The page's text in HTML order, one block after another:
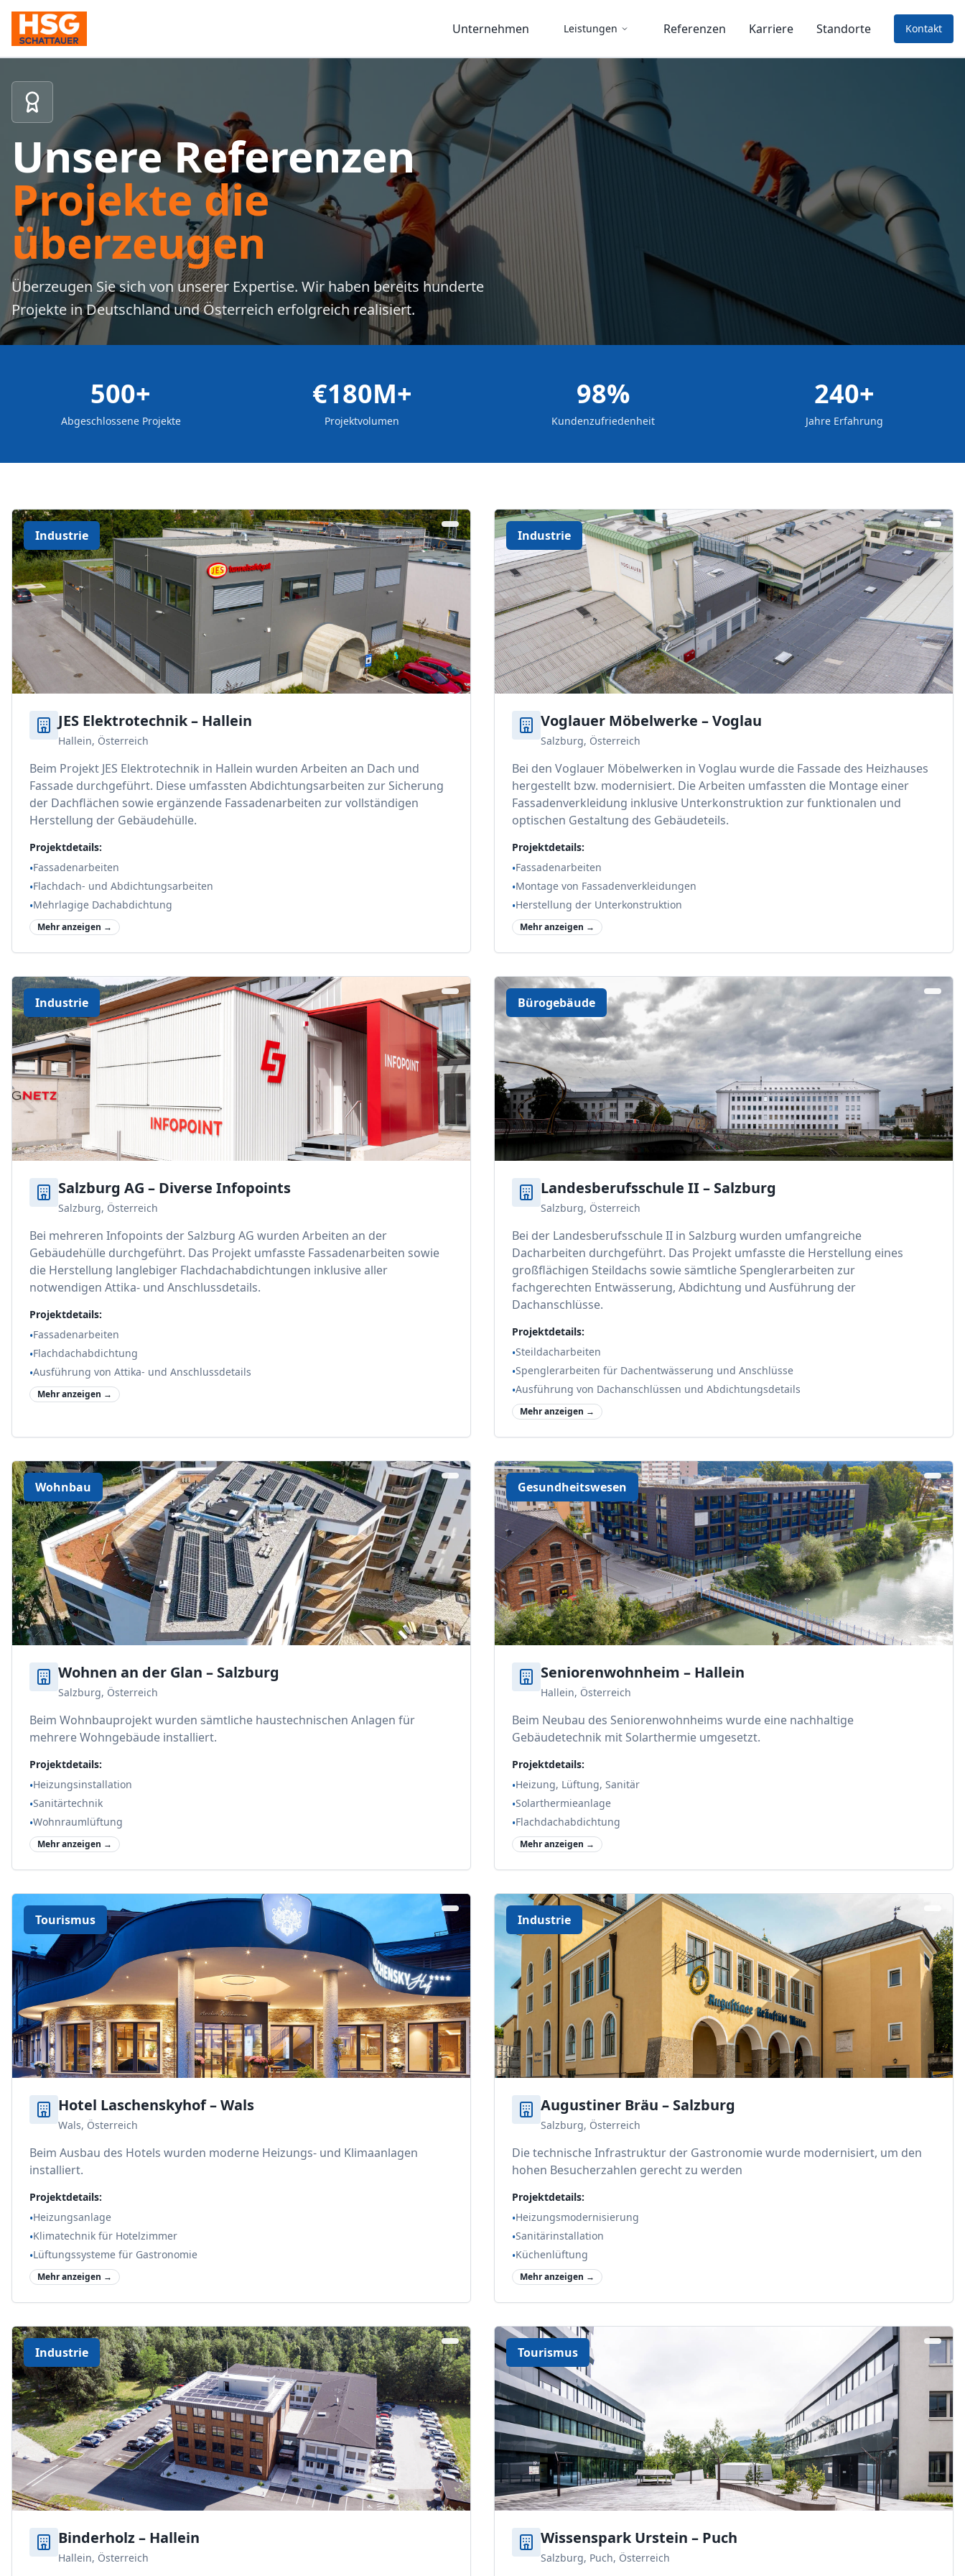
Unternehmen Leistungen Referenzen Karriere Standorte Kontakt
Unsere Referenzen
Projekte die
überzeugen
Überzeugen Sie sich von unserer Expertise. Wir haben bereits hunderte
Projekte in Deutschland und Österreich erfolgreich realisiert.
500+
Abgeschlossene Projekte
€180M+
Projektvolumen
98%
Kundenzufriedenheit
240+
Jahre Erfahrung
Industrie
JES Elektrotechnik – Hallein
Hallein, Österreich
Beim Projekt JES Elektrotechnik in Hallein wurden Arbeiten an Dach und
Fassade durchgeführt. Diese umfassten Abdichtungsarbeiten zur Sicherung
der Dachflächen sowie ergänzende Fassadenarbeiten zur vollständigen
Herstellung der Gebäudehülle.
Projektdetails:
•Fassadenarbeiten
•Flachdach- und Abdichtungsarbeiten
•Mehrlagige Dachabdichtung
Mehr anzeigen →
Industrie
Voglauer Möbelwerke – Voglau
Salzburg, Österreich
Bei den Voglauer Möbelwerken in Voglau wurde die Fassade des Heizhauses
hergestellt bzw. modernisiert. Die Arbeiten umfassten die Montage einer
Fassadenverkleidung inklusive Unterkonstruktion zur funktionalen und
optischen Gestaltung des Gebäudeteils.
Projektdetails:
•Fassadenarbeiten
•Montage von Fassadenverkleidungen
•Herstellung der Unterkonstruktion
Mehr anzeigen →
Industrie
Salzburg AG – Diverse Infopoints
Salzburg, Österreich
Bei mehreren Infopoints der Salzburg AG wurden Arbeiten an der
Gebäudehülle durchgeführt. Das Projekt umfasste Fassadenarbeiten sowie
die Herstellung langlebiger Flachdachabdichtungen inklusive aller
notwendigen Attika- und Anschlussdetails.
Projektdetails:
•Fassadenarbeiten
•Flachdachabdichtung
•Ausführung von Attika- und Anschlussdetails
Mehr anzeigen →
Bürogebäude
Landesberufsschule II – Salzburg
Salzburg, Österreich
Bei der Landesberufsschule II in Salzburg wurden umfangreiche
Dacharbeiten durchgeführt. Das Projekt umfasste die Herstellung eines
großflächigen Steildachs sowie sämtliche Spenglerarbeiten zur
fachgerechten Entwässerung, Abdichtung und Ausführung der
Dachanschlüsse.
Projektdetails:
•Steildacharbeiten
•Spenglerarbeiten für Dachentwässerung und Anschlüsse
•Ausführung von Dachanschlüssen und Abdichtungsdetails
Mehr anzeigen →
Wohnbau
Wohnen an der Glan – Salzburg
Salzburg, Österreich
Beim Wohnbauprojekt wurden sämtliche haustechnischen Anlagen für
mehrere Wohngebäude installiert.
Projektdetails:
•Heizungsinstallation
•Sanitärtechnik
•Wohnraumlüftung
Mehr anzeigen →
Gesundheitswesen
Seniorenwohnheim – Hallein
Hallein, Österreich
Beim Neubau des Seniorenwohnheims wurde eine nachhaltige
Gebäudetechnik mit Solarthermie umgesetzt.
Projektdetails:
•Heizung, Lüftung, Sanitär
•Solarthermieanlage
•Flachdachabdichtung
Mehr anzeigen →
Tourismus
Hotel Laschenskyhof – Wals
Wals, Österreich
Beim Ausbau des Hotels wurden moderne Heizungs- und Klimaanlagen
installiert.
Projektdetails:
•Heizungsanlage
•Klimatechnik für Hotelzimmer
•Lüftungssysteme für Gastronomie
Mehr anzeigen →
Industrie
Augustiner Bräu – Salzburg
Salzburg, Österreich
Die technische Infrastruktur der Gastronomie wurde modernisiert, um den
hohen Besucherzahlen gerecht zu werden
Projektdetails:
•Heizungsmodernisierung
•Sanitärinstallation
•Küchenlüftung
Mehr anzeigen →
Industrie
Binderholz – Hallein
Hallein, Österreich
Tourismus
Wissenspark Urstein – Puch
Salzburg, Puch, Österreich